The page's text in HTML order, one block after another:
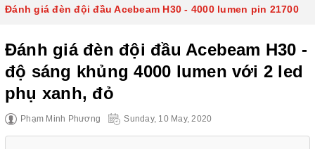
Đánh giá đèn đội đầu Acebeam H30 - 4000 lumen pin 21700
Đánh giá đèn đội đầu Acebeam H30 -
độ sáng khủng 4000 lumen với 2 led
phụ xanh, đỏ
Phạm Minh Phương Sunday, 10 May, 2020